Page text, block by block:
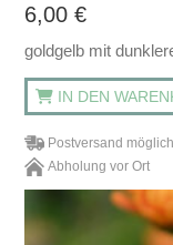
6,00€
goldgelb mit
IN DEN
Postversand möglich
Abholung vor Ort